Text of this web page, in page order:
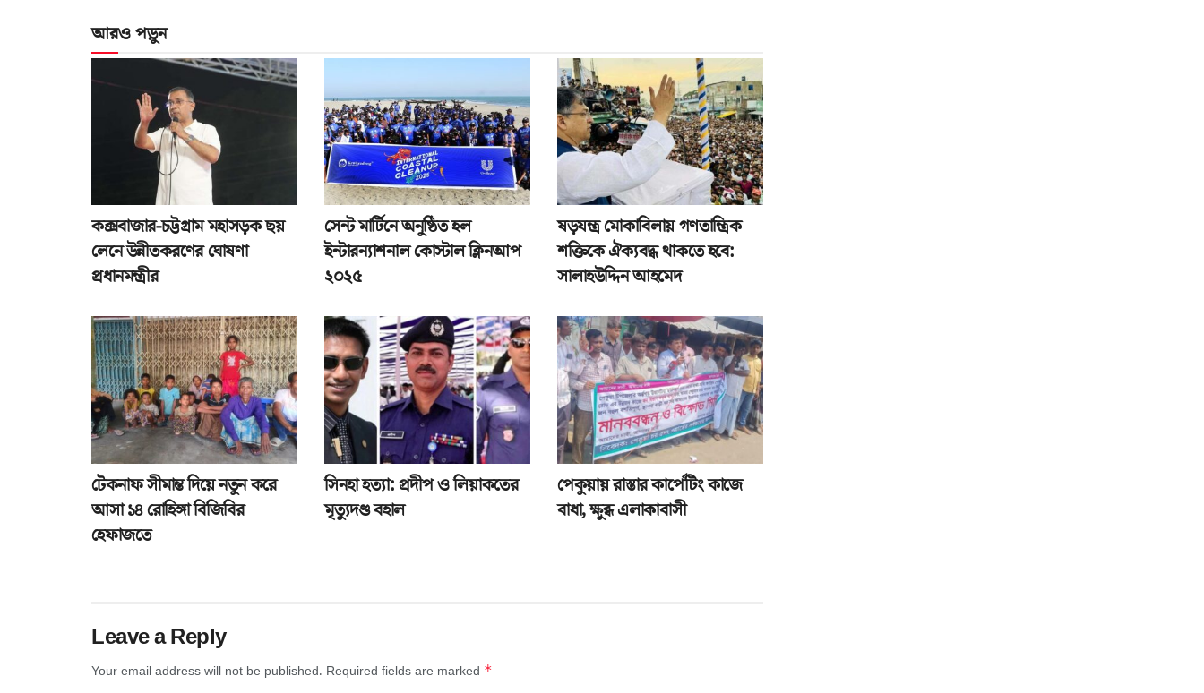
আরও পড়ুন
কক্সবাজার-চট্টগ্রাম মহাসড়ক ছয়
লেনে উন্নীতকরণের ঘোষণা
প্রধানমন্ত্রীর
সেন্ট মার্টিনে অনুষ্ঠিত হল
ইন্টারন্যাশনাল কোস্টাল ক্লিনআপ
২০২৫
ষড়যন্ত্র মোকাবিলায় গণতান্ত্রিক
শক্তিকে ঐক্যবদ্ধ থাকতে হবে:
সালাহউদ্দিন আহমেদ
টেকনাফ সীমান্ত দিয়ে নতুন করে
আসা ১৪ রোহিঙ্গা বিজিবির
হেফাজতে
সিনহা হত্যা: প্রদীপ ও লিয়াকতের
মৃত্যুদণ্ড বহাল
পেকুয়ায় রাস্তার কার্পেটিং কাজে
বাধা, ক্ষুব্ধ এলাকাবাসী
Leave a Reply
Your email address will not be published. Required fields are marked *